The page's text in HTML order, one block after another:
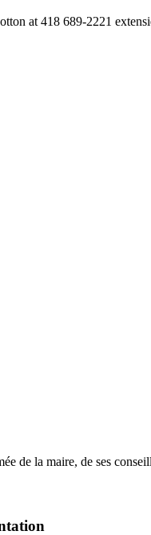
at 418 689-2221
de la maire, de ses